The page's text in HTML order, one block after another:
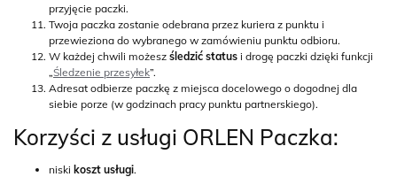
przyjęcie paczki.
Twoja paczka zostanie odebrana przez kuriera z punktu i
przewieziona do wybranego w zamówieniu punktu odbioru.
W każdej chwili możesz śledzić status i drogę paczki dzięki funkcji
„Śledzenie przesyłek”.
Adresat odbierze paczkę z miejsca docelowego o dogodnej dla
siebie porze (w godzinach pracy punktu partnerskiego).
Korzyści z usługi ORLEN Paczka:
niski koszt usługi.